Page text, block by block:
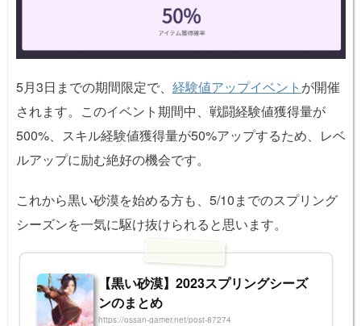
5月3日までの期間限定で、 経験値アップイベント が開催
されます。このイベント期間中、戦闘経験値獲得量が
500%、スキル経験値獲得量が50%アップするため、レベ
ルアップに励む絶好の機会です。
これから黒い砂漠を始める方も、5/10までのスプリング
シーズンを一気に駆け抜けられると思います。
【黒い砂漠】2023スプリングシーズ
ンのまとめ
https://ossan-gamer.net/post-87274